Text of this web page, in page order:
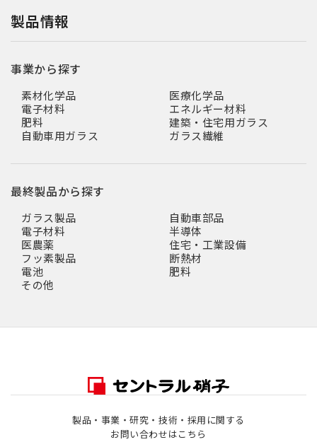
製品情報
事業から探す
素材化学品
医療化学品
電子材料
エネルギー材料
肥料
建築・住宅用ガラス
自動車用ガラス
ガラス繊維
最終製品から探す
ガラス製品
自動車部品
電子材料
半導体
医農薬
住宅・工業設備
フッ素製品
断熱材
電池
肥料
その他
製品・事業・研究・技術・採用に関する
お問い合わせはこちら